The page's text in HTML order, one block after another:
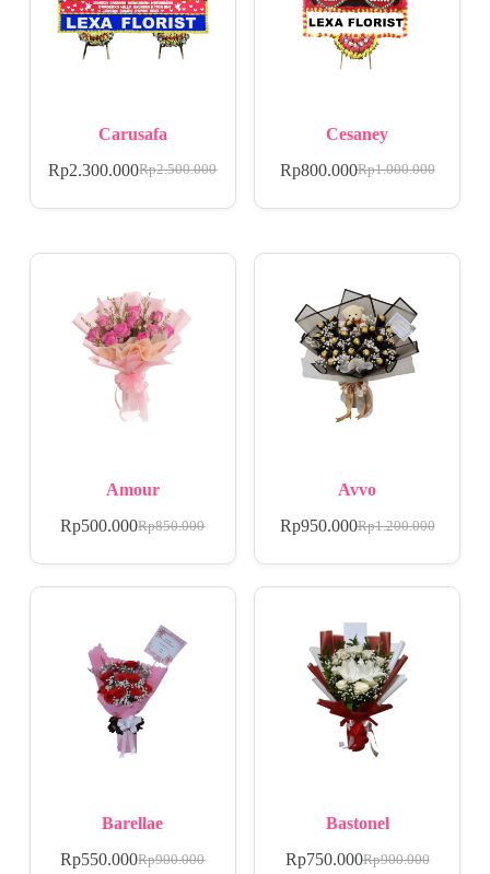
Carusafa
Rp2.500.000
Rp2.300.000
Cesaney
Rp1.000.000
Rp800.000
Amour
Rp850.000
Rp500.000
Avvo
Rp1.200.000
Rp950.000
Barellae
Rp900.000
Rp550.000
Bastonel
Rp900.000
Rp750.000